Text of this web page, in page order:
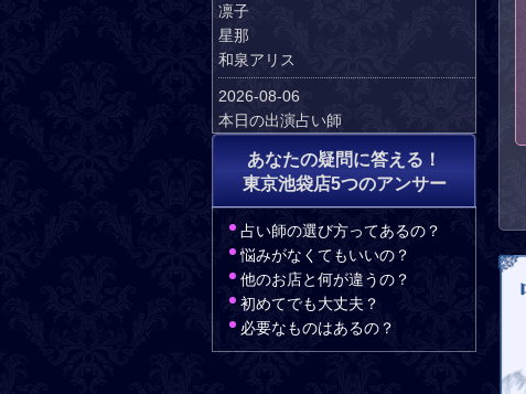
凛子
星那
和泉アリス
2026-08-06
本日の出演占い師
凛子
友莉亜
和泉アリス
2026-08-05
本日の出演占い師
八木新
あなたの疑問に答える！
東京池袋店5つのアンサー
占い師の選び方ってあるの？
悩みがなくてもいいの？
他のお店と何が違うの？
初めてでも大丈夫？
必要なものはあるの？